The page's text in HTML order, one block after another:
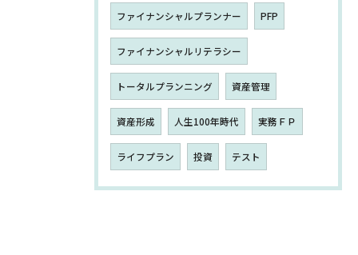
ファイナンシャルプランナー PFP
ファイナンシャルリテラシー
トータルプランニング 資産管理
資産形成 人生100年時代 実務ＦＰ
ライフプラン 投資 テスト